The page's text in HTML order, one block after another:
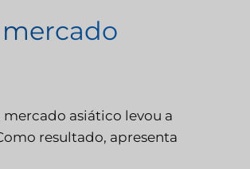
asiático levou a
resultado, apresenta